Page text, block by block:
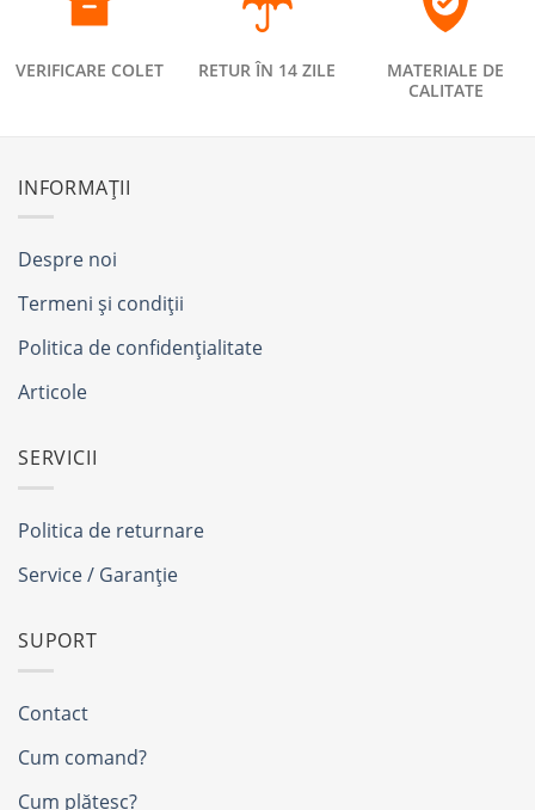
VERIFICARE COLET RETUR ÎN 14 ZILE
MATERIALE DE
CALITATE
INFORMAȚII
Despre noi
Termeni și condiții
Politica de confidențialitate
Articole
SERVICII
Politica de returnare
Service / Garanție
SUPORT
Contact
Cum comand?
Cum plătesc?